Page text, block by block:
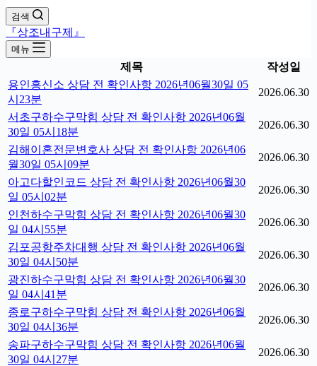
검색
『상조내구제』
메뉴
제목
작성일
용인흥신소 상담 전 확인사항 2026년06월30일 05
시23분
2026.06.30
서초구하수구막힘 상담 전 확인사항 2026년06월
30일 05시18분
2026.06.30
김해이혼전문변호사 상담 전 확인사항 2026년06
월30일 05시09분
2026.06.30
아고다할인코드 상담 전 확인사항 2026년06월30
일 05시02분
2026.06.30
인천하수구막힘 상담 전 확인사항 2026년06월30
일 04시55분
2026.06.30
김포공항주차대행 상담 전 확인사항 2026년06월
30일 04시50분
2026.06.30
광진하수구막힘 상담 전 확인사항 2026년06월30
일 04시41분
2026.06.30
종로구하수구막힘 상담 전 확인사항 2026년06월
30일 04시36분
2026.06.30
송파구하수구막힘 상담 전 확인사항 2026년06월
30일 04시27분
2026.06.30